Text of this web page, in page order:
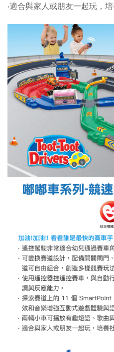
‧適合與家人或朋友一起玩，培